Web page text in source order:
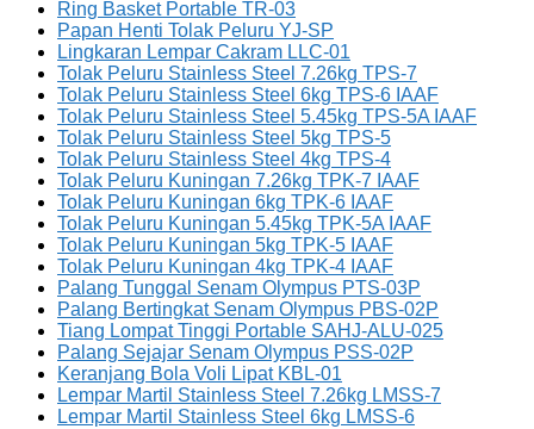
Ring Basket Portable TR-03
Papan Henti Tolak Peluru YJ-SP
Lingkaran Lempar Cakram LLC-01
Tolak Peluru Stainless Steel 7.26kg TPS-7
Tolak Peluru Stainless Steel 6kg TPS-6 IAAF
Tolak Peluru Stainless Steel 5.45kg TPS-5A IAAF
Tolak Peluru Stainless Steel 5kg TPS-5
Tolak Peluru Stainless Steel 4kg TPS-4
Tolak Peluru Kuningan 7.26kg TPK-7 IAAF
Tolak Peluru Kuningan 6kg TPK-6 IAAF
Tolak Peluru Kuningan 5.45kg TPK-5A IAAF
Tolak Peluru Kuningan 5kg TPK-5 IAAF
Tolak Peluru Kuningan 4kg TPK-4 IAAF
Palang Tunggal Senam Olympus PTS-03P
Palang Bertingkat Senam Olympus PBS-02P
Tiang Lompat Tinggi Portable SAHJ-ALU-025
Palang Sejajar Senam Olympus PSS-02P
Keranjang Bola Voli Lipat KBL-01
Lempar Martil Stainless Steel 7.26kg LMSS-7
Lempar Martil Stainless Steel 6kg LMSS-6